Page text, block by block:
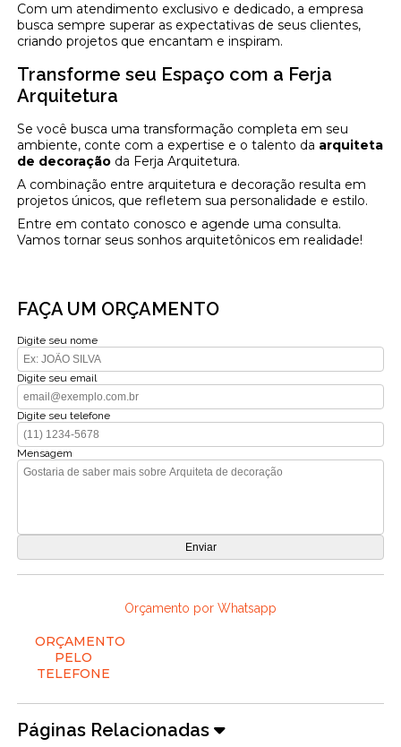
Com um atendimento exclusivo e dedicado, a empresa
busca sempre superar as expectativas de seus clientes,
criando projetos que encantam e inspiram.
Transforme seu Espaço com a Ferja
Arquitetura
Se você busca uma transformação completa em seu
ambiente, conte com a expertise e o talento da arquiteta
de decoração da Ferja Arquitetura.
A combinação entre arquitetura e decoração resulta em
projetos únicos, que refletem sua personalidade e estilo.
Entre em contato conosco e agende uma consulta.
Vamos tornar seus sonhos arquitetônicos em realidade!
FAÇA UM ORÇAMENTO
Digite seu nome
Digite seu email
Digite seu telefone
Mensagem
Orçamento por Whatsapp
ORÇAMENTO
PELO
TELEFONE
Páginas Relacionadas